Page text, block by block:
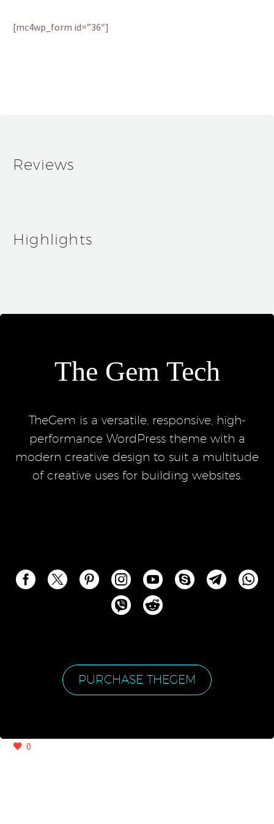
[mc4wp_form id=”36″]
Reviews
Highlights
The Gem Tech
TheGem is a versatile, responsive, high-
performance WordPress theme with a
modern creative design to suit a multitude
of creative uses for building websites.
PURCHASE THEGEM
0